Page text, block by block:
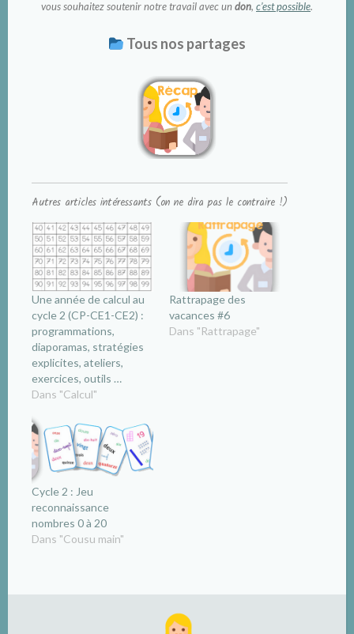
vous souhaitez soutenir notre travail avec undon, c’est possible.
Tous nos partages
Autres articles intéressants (on ne dira pas le contraire !)
Une année de calcul au
cycle 2 (CP-CE1-CE2) :
programmations,
diaporamas, stratégies
explicites, ateliers,
exercices, outils …
Dans "Calcul"
Rattrapage des
vacances #6
Dans "Rattrapage"
Cycle 2 : Jeu
reconnaissance
nombres 0 à 20
Dans "Cousu main"